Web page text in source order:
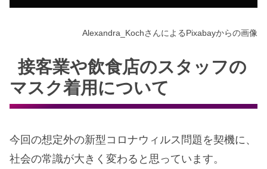
Alexandra_KochさんによるPixabayからの画像
接客業や飲食店のスタッフの
マスク着用について
今回の想定外の新型コロナウィルス問題を契機に、
社会の常識が大きく変わると思っています。